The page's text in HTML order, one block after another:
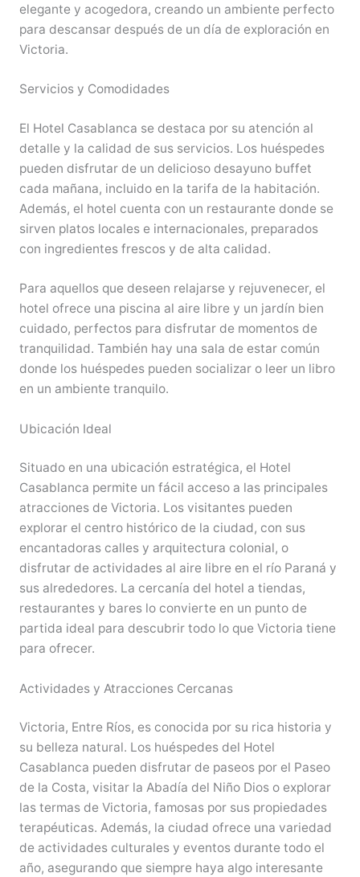
elegante y acogedora, creando un ambiente perfecto
para descansar después de un día de exploración en
Victoria.
Servicios y Comodidades
El Hotel Casablanca se destaca por su atención al
detalle y la calidad de sus servicios. Los huéspedes
pueden disfrutar de un delicioso desayuno buffet
cada mañana, incluido en la tarifa de la habitación.
Además, el hotel cuenta con un restaurante donde se
sirven platos locales e internacionales, preparados
con ingredientes frescos y de alta calidad.
Para aquellos que deseen relajarse y rejuvenecer, el
hotel ofrece una piscina al aire libre y un jardín bien
cuidado, perfectos para disfrutar de momentos de
tranquilidad. También hay una sala de estar común
donde los huéspedes pueden socializar o leer un libro
en un ambiente tranquilo.
Ubicación Ideal
Situado en una ubicación estratégica, el Hotel
Casablanca permite un fácil acceso a las principales
atracciones de Victoria. Los visitantes pueden
explorar el centro histórico de la ciudad, con sus
encantadoras calles y arquitectura colonial, o
disfrutar de actividades al aire libre en el río Paraná y
sus alrededores. La cercanía del hotel a tiendas,
restaurantes y bares lo convierte en un punto de
partida ideal para descubrir todo lo que Victoria tiene
para ofrecer.
Actividades y Atracciones Cercanas
Victoria, Entre Ríos, es conocida por su rica historia y
su belleza natural. Los huéspedes del Hotel
Casablanca pueden disfrutar de paseos por el Paseo
de la Costa, visitar la Abadía del Niño Dios o explorar
las termas de Victoria, famosas por sus propiedades
terapéuticas. Además, la ciudad ofrece una variedad
de actividades culturales y eventos durante todo el
año, asegurando que siempre haya algo interesante